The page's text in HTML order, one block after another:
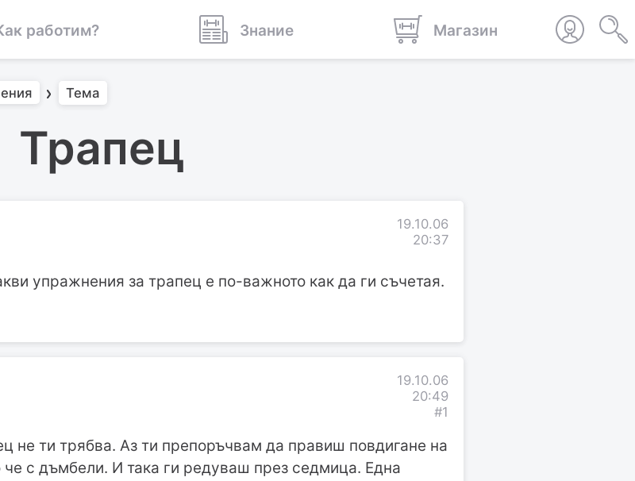
работим? Знание Магазин
Тема
Трапец
19.10.06
20:37
упражнения за трапец е по-важното как да ги съчетая.
19.10.06
20:49
#1
не ти трябва. Аз ти препоръчвам да правиш повдигане на
с дъмбели. И така ги редуваш през седмица. Една